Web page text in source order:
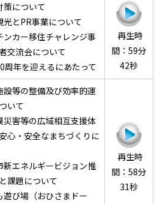
について
とPR事業について
カー移住チャレンジ事
交流会について
年を迎えるにあたって
再生時
間：59分
42秒
等の整備及び効率的運
いて
害等の広域相互支援体
心・安全なまちづくりに
エネルギービジョン推
課題について
び場（おひさまドー
再生時
間：58分
31秒